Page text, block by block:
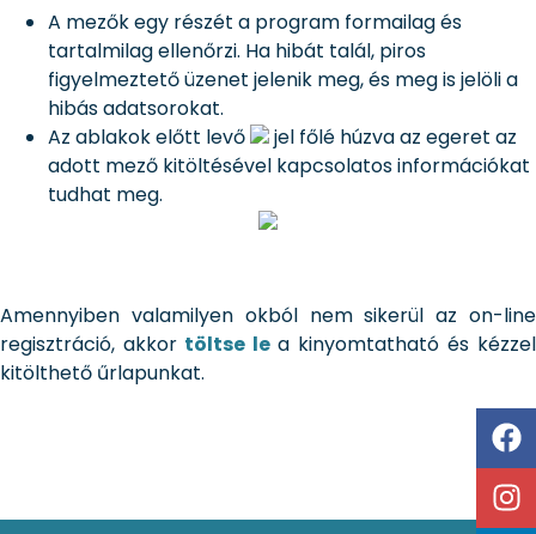
A mezők egy részét a program formailag és
tartalmilag ellenőrzi. Ha hibát talál, piros
figyelmeztető üzenet jelenik meg, és meg is jelöli a
hibás adatsorokat.
Az ablakok előtt levő
jel főlé húzva az egeret az
adott mező kitöltésével kapcsolatos információkat
tudhat meg.
Amennyiben valamilyen okból nem sikerül az on-line
regisztráció, akkor töltse lea kinyomtatható és kézzel
kitölthető űrlapunkat.